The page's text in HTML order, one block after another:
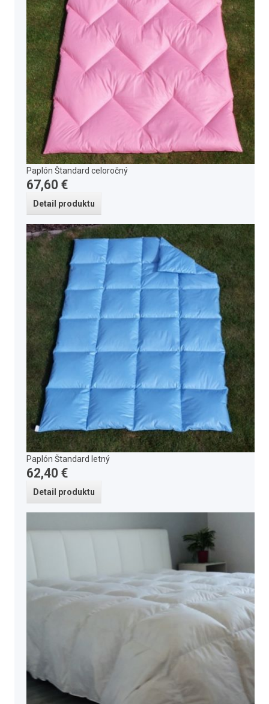
Paplón Štandard celoročný
67,60 €
Detail produktu
Paplón Štandard letný
62,40 €
Detail produktu